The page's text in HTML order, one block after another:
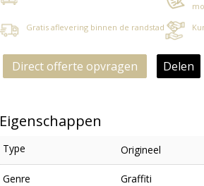
Gratis aflevering binnen de randstad
Direct offerte opvragen Delen
Eigenschappen
Type Origineel
Genre Graffiti